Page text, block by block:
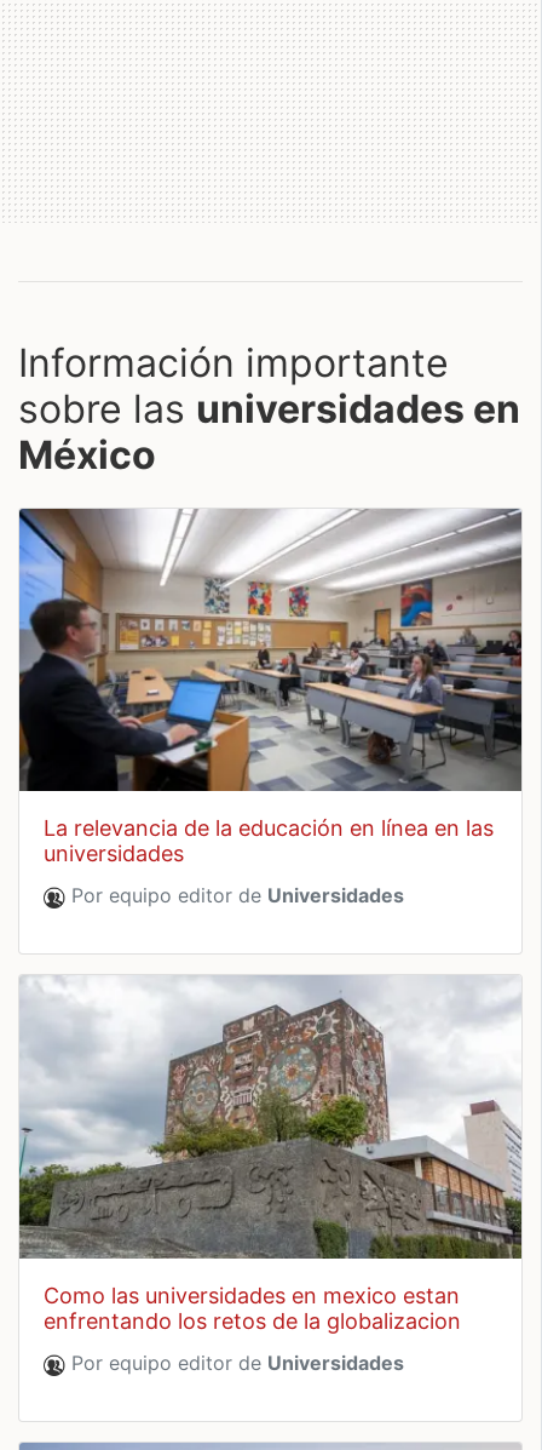
Información importante
sobre las universidades en
México
la relevancia de la educación en línea en las
universidades
Por equipo editor de Universidades
como las universidades en mexico estan
enfrentando los retos de la globalizacion
Por equipo editor de Universidades